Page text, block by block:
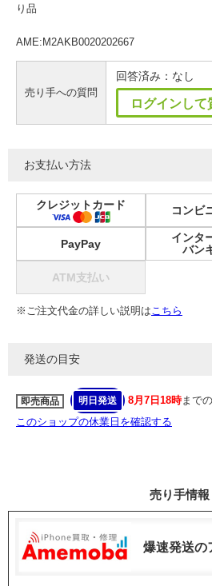
り品
AME:M2AKB0020202667
売り手への質問
回答済み：なし
ログインして
お支払い方法
クレジットカード コンビ
PayPay
インタ
バン
ATM支払い
※ご注文代金の詳しい説明はこちら
発送の目安
即売商品 明日発送 8月7日18時まで
このショップの休業日を確認する
売り手情報
爆速発送の